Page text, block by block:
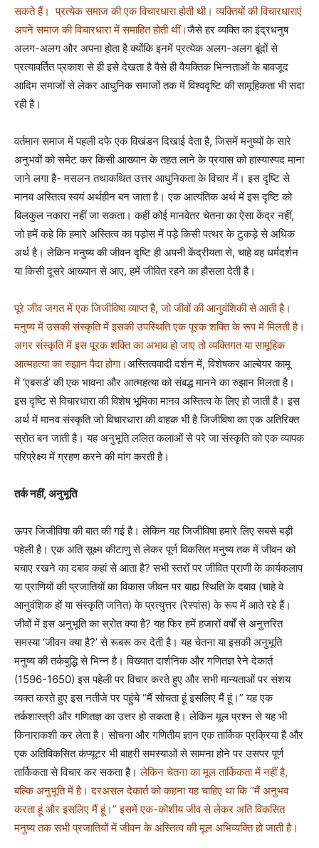
सकते हैं। प्रत्येक समाज की एक विचारधारा होती थी। व्यक्तियों की विचारधाराएं
अपने समाज की विचारधारा में समाहित होती थीं।जैसे हर व्यक्ति का इंद्रधनुष
अलग-अलग और अपना होता है क्योंकि इनमें प्रत्येक अलग-अलग बूंदों से
प्रत्यावर्तित प्रकाश से ही इसे देखता है वैसे ही वैयक्तिक भिन्नताओं के बावजूद
आदिम समाजों से लेकर आधुनिक समाजों तक में विश्वदृष्टि की सामूहिकता भी सदा
रही है।
वर्तमान समाज में पहली दफे एक विखंडन दिखाई देता है, जिसमें मनुष्यों के सारे
अनुभवों को समेट कर किसी आख्यान के तहत लाने के प्रयास को हास्यास्पद माना
जाने लगा है- मसलन तथाकथित उत्तर आधुनिकता के विचार में। इस दृष्टि से
मानव अस्तित्व स्वयं अर्थहीन बन जाता है। एक आत्यंतिक अर्थ में इस दृष्टि को
बिलकुल नकारा नहीं जा सकता। कहीं कोई मानवेतर चेतना का ऐसा केंद्र नहीं,
जो हमें कहे कि हमारे अस्तित्व का पड़ोस में पड़े किसी पत्थर के टुकड़े से अधिक
अर्थ है। लेकिन मनुष्य की जीवन दृष्टि ही अपनी केंद्रीयता से, चाहे वह धर्मदर्शन
या किसी दूसरे आख्यान से आए, हमें जीवित रहने का हौसला देती है।
पूरे जीव जगत में एक जिजीविषा व्याप्त है, जो जीवों की आनुवंशिकी से आती है।
मनुष्य में उसकी संस्कृति में इसकी उपस्थिति एक पूरक शक्ति के रूप में मिलती है।
अगर संस्कृति में इस पूरक शक्ति का अभाव हो जाए तो व्यक्तिगत या सामूहिक
आत्महत्या का रुझान पैदा होगा।अस्तित्ववादी दर्शन में, विशेषकर आल्बेयर कामू
में ‘एबसर्ड’ की एक भावना और आत्महत्या को संबद्ध मानने का रुझान मिलता है।
इस दृष्टि से विचारधारा की विशेष भूमिका मानव अस्तित्व के लिए हो जाती है। इस
अर्थ में मानव संस्कृति जो विचारधारा की वाहक भी है जिजीविषा का एक अतिरिक्त
स्रोत बन जाती है। यह अनुभूति ललित कलाओं से परे जा संस्कृति को एक व्यापक
परिप्रेक्ष्य में ग्रहण करने की मांग करती है।
तर्क नहीं, अनुभूति
ऊपर जिजीविषा की बात की गई है। लेकिन यह जिजीविषा हमारे लिए सबसे बड़ी
पहेली है। एक अति सूक्ष्म कीटाणु से लेकर पूर्ण विकसित मनुष्य तक में जीवन को
बचाए रखने का दबाव कहां से आता है? सभी स्तरों पर जीवित प्राणी के कार्यकलाप
या प्राणियों की प्रजातियों का विकास जीवन पर बाह्य स्थिति के दबाव (चाहे वे
आनुवंशिक हों या संस्कृति जनित) के प्रत्युत्तर (रेस्पांस) के रूप में आते रहे हैं।
जीवों में इस अनुभूति का स्रोत क्या है? यह फिर हमें हजारों वर्षों से अनुत्तरित
समस्या ‘जीवन क्या है?’ से रूबरू कर देती है। यह चेतना या इसकी अनुभूति
मनुष्य की तर्कबुद्धि से भिन्न है। विख्यात दार्शनिक और गणितज्ञ रेने देकार्त
(1596-1650) इस पहेली पर विचार करते हुए और सभी मान्यताओं पर संशय
व्यक्त करते हुए इस नतीजे पर पहुंचे “मैं सोचता हूं इसलिए मैं हूं।” यह एक
तर्कशास्त्री और गणितज्ञ का उत्तर हो सकता है। लेकिन मूल प्रश्न से यह भी
किनाराकशी कर लेता है। सोचना और गणितीय ज्ञान एक तार्किक प्रक्रिया है और
एक अतिविकसित कंप्यूटर भी बाहरी समस्याओं से सामना होने पर उसपर पूर्ण
तार्किकता से विचार कर सकता है।लेकिन चेतना का मूल तार्किकता में नहीं है,
बल्कि अनुभूति में है। दरअसल देकार्त को कहना यह चाहिए था कि “मैं अनुभव
करता हूं और इसलिए मैं हूं।” इसमें एक-कोशीय जीव से लेकर अति विकसित
मनुष्य तक सभी प्रजातियों में जीवन के अस्तित्व की मूल अभिव्यक्ति हो जाती है।